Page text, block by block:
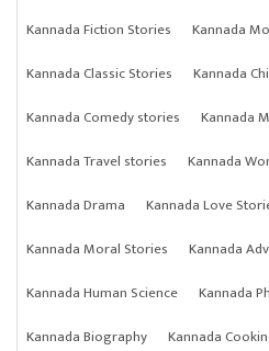
Kannada Fiction Stories
Kannada
Kannada Classic Stories
Kannada
Kannada Comedy stories
Kannada
Kannada Travel stories
Kannada
Kannada Drama
Kannada Love
Kannada Moral Stories
Kannada
Kannada Human Science
Kannada
Kannada Biography
Kannada